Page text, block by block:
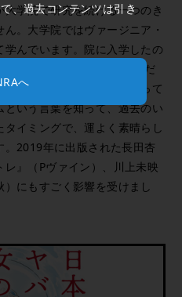
、過去コンテンツは引き
へ
学院で研究を続ける一つのき
。大学院ではヴァージニア・
んでいます。院に入学したの
うど『ヒロインズ』やはらだ
』（柏書房）が話題になって
いう言葉を知って、過去のい
イミングで、運よく素晴らし
2019年に出版された長田杏
』（Pヴァイン）、川上未映
にもすごく影響を受けまし